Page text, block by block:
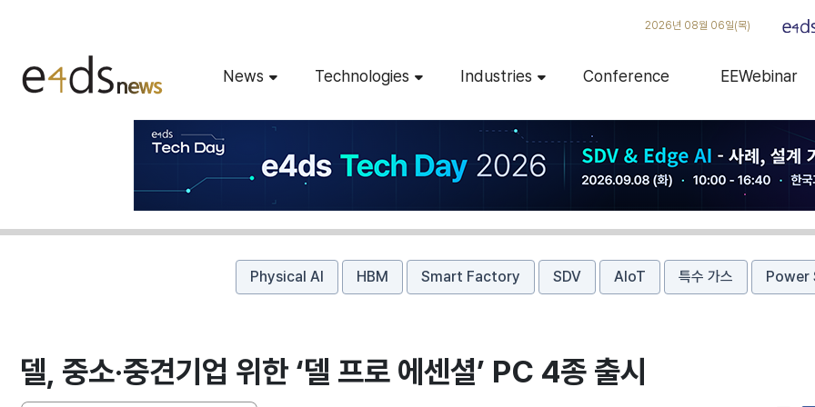
2026년 08월 06일(목)
News Technologies Industries Conference EEWebinar
Physical AI HBM Smart Factory SDV AIoT 특수 가스 Power
델, 중소·중견기업 위한 ‘델 프로 에센셜’ PC 4종 출시